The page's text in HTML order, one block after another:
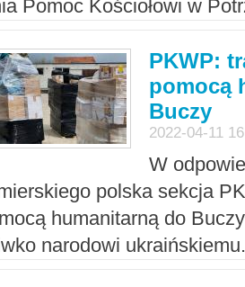
Pomoc Kościołowi w
PKWP:
pomocą
Buczy
2022-04-11
W
polska sekcja
humanitarną do
narodowi